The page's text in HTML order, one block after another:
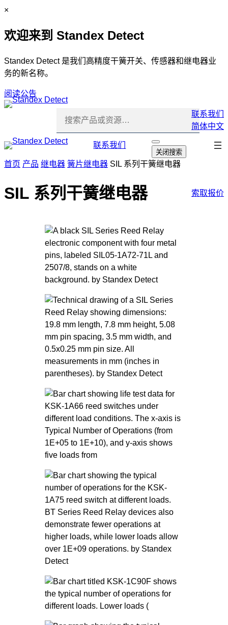
跳
内
C
o
e
×
欢迎来到 Standex Detect
Standex Detect 是我们高精度干簧开关、传感器和继电器业
务的新名称。
阅读公告
联系我们
简体中文
联系我们
打
开
搜
关闭搜索
跳
首页 产品 继电器 簧片继电器 SIL 系列干簧继电器
SIL 系列干簧继电器 索取报价